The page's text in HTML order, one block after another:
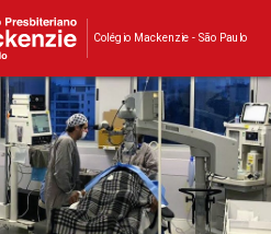
Colégio Mackenzie - São Paulo